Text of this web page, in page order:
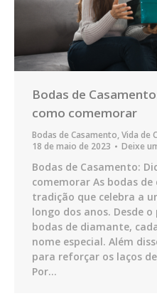
Bodas de
como comemorar
Bodas de Casamento,Vida de
18 de maio de 2023
Deixe
Bodas de Casamento:
comemorar As bodas
tradição que celebra a
longo dos anos. Desde
bodas de diamante,
nome especial. Além
para reforçar os laços
Por…